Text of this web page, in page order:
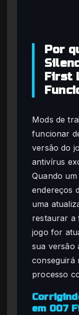
Por
First
Mods de
funcionar
versão do
antivírus
Quando
endereços
uma
restaurar a
jogo for
sua versão
conseguirá
processo
em 007